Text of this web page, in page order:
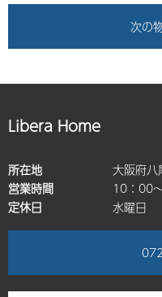
次の
Libera Home
所在地
大阪府
営業時間
10：00
定休日
水曜日